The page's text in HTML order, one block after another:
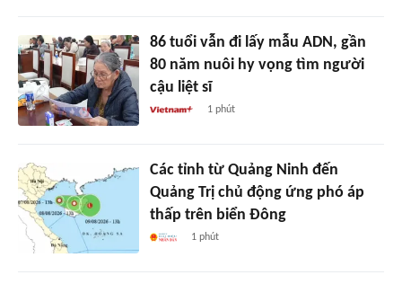
86 tuổi vẫn đi lấy mẫu ADN, gần
80 năm nuôi hy vọng tìm người
cậu liệt sĩ
1 phút
Các tỉnh từ Quảng Ninh đến
Quảng Trị chủ động ứng phó áp
thấp trên biển Đông
1 phút